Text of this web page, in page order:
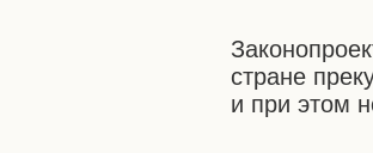
стране
и при этом